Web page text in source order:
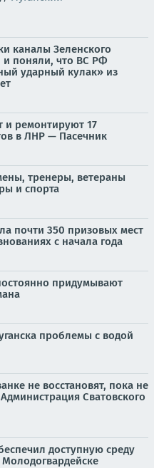
каналы Зеленского
и поняли, что ВС РФ
ударный кулак» из
и ремонтируют 17
в ЛНР — Пасечник
тренеры, ветераны
и спорта
почти 350 призовых мест
с начала года
придумывают
проблемы с водой
не восстановят, пока не
Сватовского
доступную среду